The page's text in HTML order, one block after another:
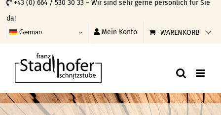
Skip
to
content
+43 (0) 664 / 530 30 33 – Wir sind sehr gerne persönlich für Sie
da!
German Mein Konto WARENKORB